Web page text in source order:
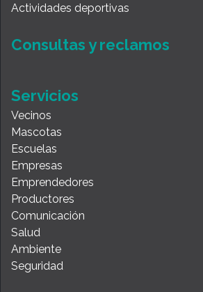
Actividades deportivas
Consultas y reclamos
Servicios
Vecinos
Mascotas
Escuelas
Empresas
Emprendedores
Productores
Comunicación
Salud
Ambiente
Seguridad